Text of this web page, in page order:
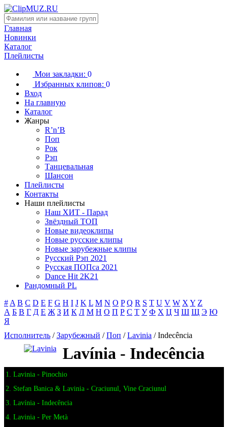
Главная
Новинки
Каталог
Плейлисты
Мои закладки: 0
Избранных клипов: 0
Вход
На главную
Каталог
Жанры
R’n’B
Поп
Рок
Рэп
Танцевальная
Шансон
Плейлисты
Контакты
Наши плейлисты
Наш ХИТ - Парад
Звёздный ТОП
Новые видеоклипы
Новые русские клипы
Новые зарубежные клипы
Русский Рэп 2021
Русская ПОПса 2021
Dance Hit 2K21
Рандомный PL
# A B C D E F G H I J K L M N O P Q R S T U V W X Y Z
А Б В Г Д Е Ж З И К Л М Н О П Р С Т У Ф Х Ц Ч Ш Щ Э Ю
Я
Исполнитель /Зарубежный /Поп /Lavinia / Indecência
Lavínia - Indecência
1. Lavinia - Pinochio
2. Stefan Banica & Lavinia - Craciunul, Vine Craciunul
3. Lavínia - Indecência
4. Lavinia - Per Metà